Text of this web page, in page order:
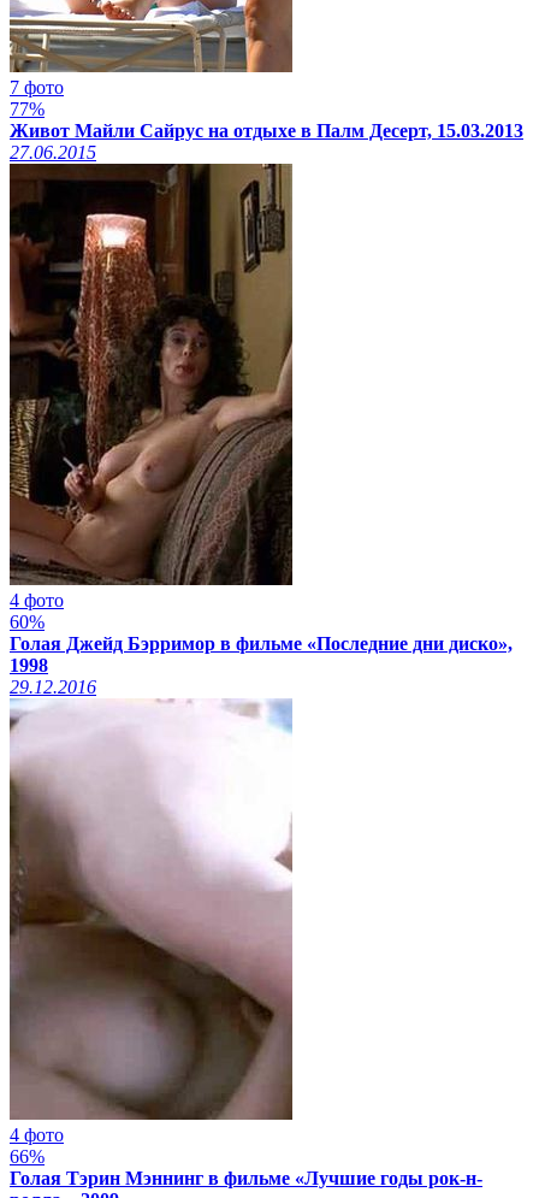
7 фото
77%
Живот Майли Сайрус на отдыхе в Палм Десерт, 15.03.2013
27.06.2015
4 фото
60%
Голая Джейд Бэрримор в фильме «Последние дни диско»,
1998
29.12.2016
4 фото
66%
Голая Тэрин Мэннинг в фильме «Лучшие годы рок-н-